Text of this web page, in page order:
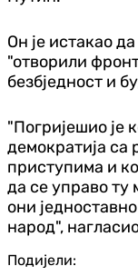
Он је истакао
"отворили
безбједност и
"Погријешио је
демократија са
приступима и
да се управо
они
народ",
Подијели: